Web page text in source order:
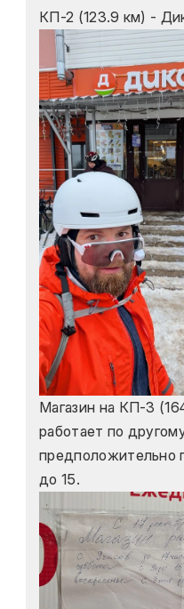
КП-2 (123.9 км) -
Магазин на КП-3
работает по
предположительно
до 15.